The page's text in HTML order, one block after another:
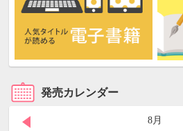
発売カレンダー
8月